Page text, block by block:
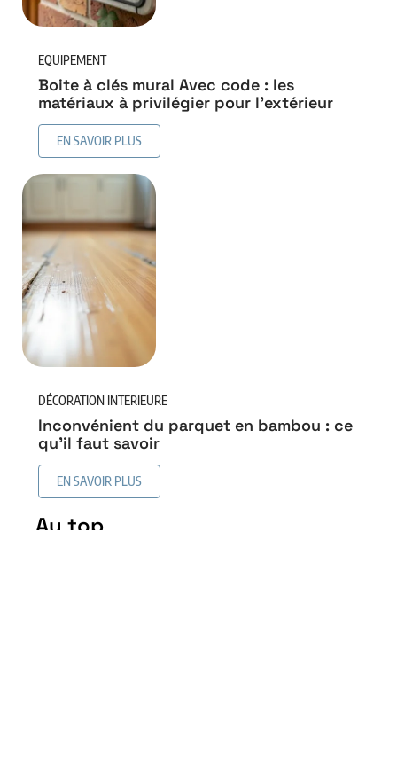
EQUIPEMENT
Boite à clés mural Avec code : les
matériaux à privilégier pour l’extérieur
EN SAVOIR PLUS
DÉCORATION INTERIEURE
Inconvénient du parquet en bambou : ce
qu’il faut savoir
EN SAVOIR PLUS
Au top